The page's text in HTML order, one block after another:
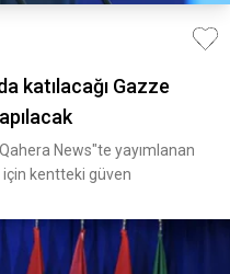
katılacağı Gazze
News"te yayımlanan
için kentteki güven